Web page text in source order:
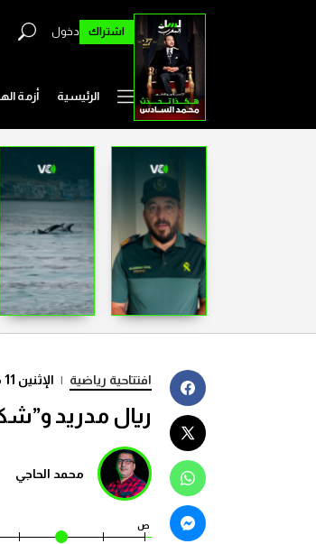
اشتراك دخول
الرئيسية أزمة
افتتاحية رياضية | الإثنين 11 مايو 2026 - 08:00
ريال مدريد
محمد الحاجي
ص